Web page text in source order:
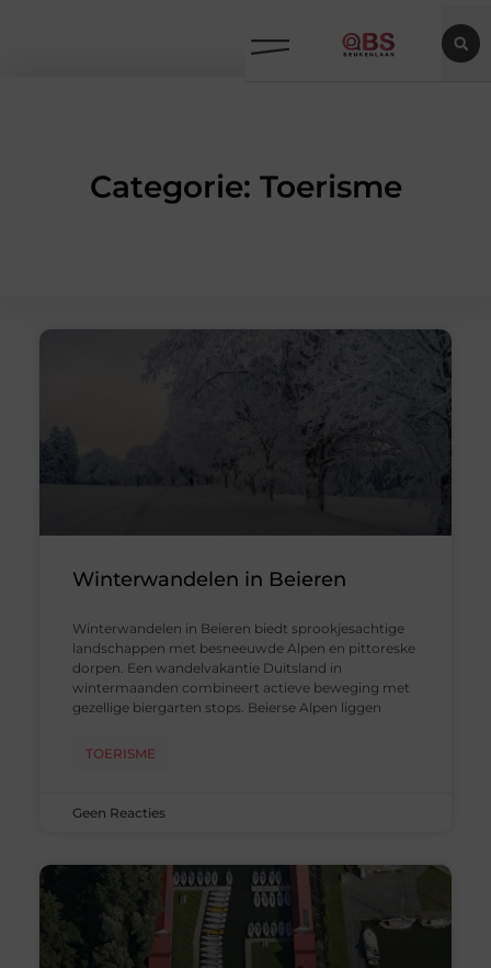
Categorie: Toerisme
Winterwandelen in Beieren
Winterwandelen in Beieren biedt sprookjesachtige
landschappen met besneeuwde Alpen en pittoreske
dorpen. Een wandelvakantie Duitsland in
wintermaanden combineert actieve beweging met
gezellige biergarten stops. Beierse Alpen liggen
TOERISME
Geen Reacties